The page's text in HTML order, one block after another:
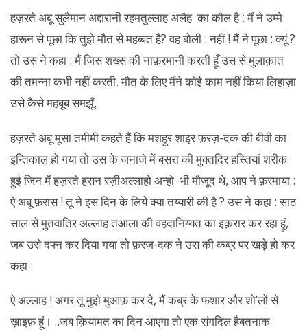
हज़रते अबू सुलैमान अद्दारानी रहमतुल्लाह अलैह का कौल है : मैं ने उम्मे
हारून से पूछा कि तुझे मौत से महब्बत है? वह बोली : नहीं ! मैं ने पूछा : क्यूं ?
तो उस ने कहा : मैं जिस शख्स की नाफ़रमानी करती हूँ उस से मुलाक़ात
की तमन्ना कभी नहीं करती. मौत के लिए मैंने कोई काम नहीं किया लिहाज़ा
उसे कैसे महबूब समझूँ.
हज़रते अबू मूसा तमीमी कहते हैं कि मशहूर शाइर फ़रज़-दक की बीवी का
इन्तिकाल हो गया तो उस के जनाजे में बसरा की मुक्तदिर हस्तियां शरीक
हुई जिन में हज़रते हसन रज़ीअल्लाहो अन्हो भी मौजूद थे, आप ने फ़रमाया :
ऐ अबू फ़रास ! तू ने इस दिन के लिये क्या तय्यारी की है ? उस ने कहा : साठ
साल से मुतवातिर अल्लाह तआला की वहदानिय्यत का इक़रार कर रहा हूं,
जब उसे दफ्न कर दिया गया तो फ़रज़-दक ने उस की कब्र पर खड़े हो कर
कहा :
ऐ अल्लाह ! अगर तू मुझे मुआफ़ कर दे, मैं कब्र के फ़शार और शो’लों से
ख़ाइफ़ हूं। ..जब क़ियामत का दिन आएगा तो एक संगदिल हैबतनाक